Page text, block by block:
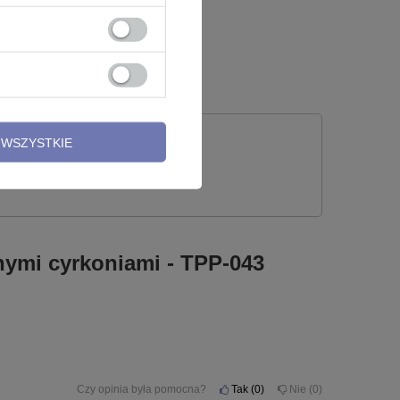
16,99 zł
cyrkoniami - TPP-043
Czy opinia była pomocna? Tak 0 Nie 0